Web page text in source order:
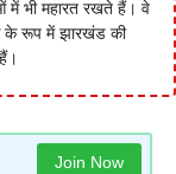
में भी महारत रखते हैं। वे
के रूप में झारखंड की
Join Now